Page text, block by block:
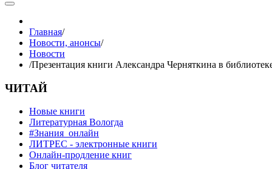
Главная/
Новости, анонсы/
Новости
/Презентация книги Александра Черняткина в
ЧИТАЙ
Новые книги
Литературная Вологда
#Знания_онлайн
ЛИТРЕС - электронные книги
Онлайн-продление книг
Блог читателя